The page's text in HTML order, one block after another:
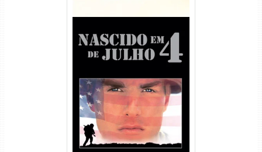
Nascido em 4 de Julho
Torrent (1989) WEB-DL 1080p
Dual Áudio